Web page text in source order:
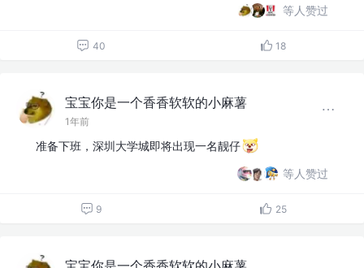
等人赞过
40 18
宝宝你是一个香香软软的小麻薯
1年前
准备下班，深圳大学城即将出现一名靓仔
等人赞过
9 25